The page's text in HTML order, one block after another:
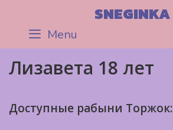
content
SNEGINKA
Menu
Лизавета 18 лет
Доступные рабыни Торжок: